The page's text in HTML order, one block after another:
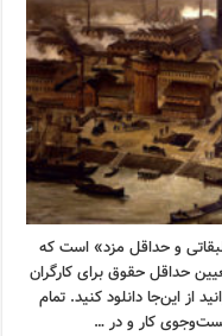
و حداقل مزد» است که
حداقل حقوق برای کارگران
از این‌جا دانلود کنید. تمام
کار و در …